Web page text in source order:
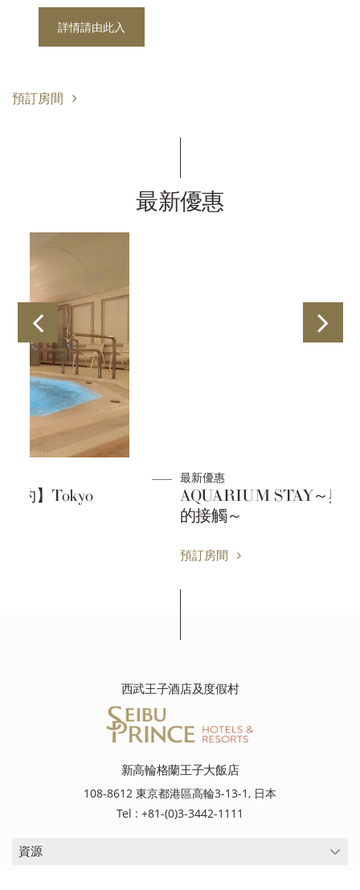
詳情請由此入
預訂房間
最新優惠
AQUARIUM STAY～與海洋生物們
西武王子酒店及度假村
新高輪格蘭王子大飯店
108-8612 東京都港區高輪3-13-1, 日本
Tel : +81-(0)3-3442-1111
資源